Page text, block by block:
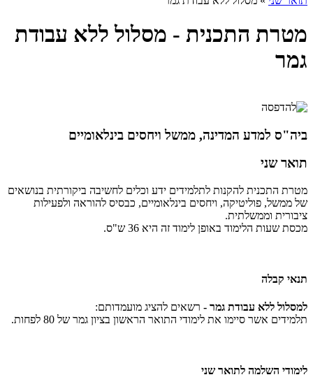
מטרת התכנית - מסלול ללא עבודת
גמר
ביה"ס למדע המדינה, ממשל ויחסים בינלאומיים
תואר שני
מטרת התכנית להקנות לתלמידים ידע וכלים לחשיבה ביקורתית בנושאים
של ממשל, פוליטיקה, ויחסים בינלאומיים, כבסיס להוראה ולפעילות
ציבורית וממשלתית.
מכסת שעות הלימוד באופן לימוד זה היא 36 ש"ס.
תנאי קבלה
למסלול ללא עבודת גמר - רשאים להציג מועמדותם:
תלמידים אשר סיימו את לימודי התואר הראשון בציון גמר של 80 לפחות.
לימודי השלמה לתואר שני